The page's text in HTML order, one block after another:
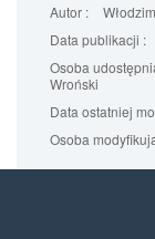
Autor :
Data publikacji :
Osoba
Wroński
Data ostatniej
Osoba